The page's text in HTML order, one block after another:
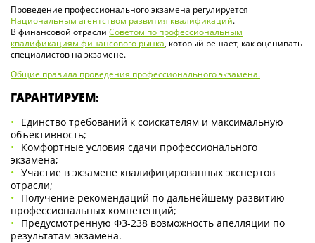
Проведение профессионального экзамена регулируется
Национальным агентством развития квалификаций.
В финансовой отрасли Советом по профессиональным
квалификациям финансового рынка, который решает, как оценивать
специалистов на экзамене.
Общие правила проведения профессионального экзамена.
ГАРАНТИРУЕМ:
Единство требований к соискателям и максимальную
объективность;
Комфортные условия сдачи профессионального
экзамена;
Участие в экзамене квалифицированных экспертов
отрасли;
Получение рекомендаций по дальнейшему развитию
профессиональных компетенций;
Предусмотренную ФЗ-238 возможность апелляции по
результатам экзамена.